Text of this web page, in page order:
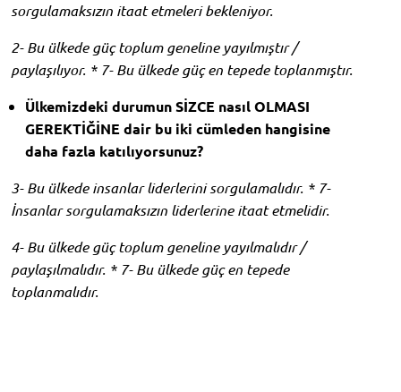
sorgulamaksızın itaat etmeleri bekleniyor.
2- Bu ülkede güç toplum geneline yayılmıştır /
paylaşılıyor. * 7- Bu ülkede güç en tepede toplanmıştır.
Ülkemizdeki durumun SİZCE nasıl OLMASI
GEREKTİĞİNE dair bu iki cümleden hangisine
daha fazla katılıyorsunuz?
3- Bu ülkede insanlar liderlerini sorgulamalıdır. * 7-
İnsanlar sorgulamaksızın liderlerine itaat etmelidir.
4- Bu ülkede güç toplum geneline yayılmalıdır /
paylaşılmalıdır. * 7- Bu ülkede güç en tepede
toplanmalıdır.